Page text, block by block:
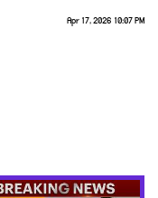
Apr 17, 2026 10:07 PM